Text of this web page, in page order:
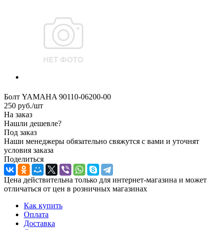
Болт YAMAHA 90110-06200-00
250 руб./шт
На заказ
Нашли дешевле?
Под заказ
Наши менеджеры обязательно свяжутся с вами и уточнят
условия заказа
Поделиться
Цена действительна только для интернет-магазина и может
отличаться от цен в розничных магазинах
Как купить
Оплата
Доставка